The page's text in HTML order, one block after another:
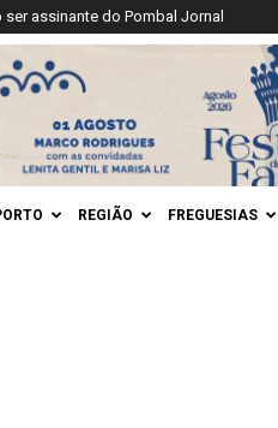
ser assinante do Pombal Jornal
REGIÃO FREGUESIAS